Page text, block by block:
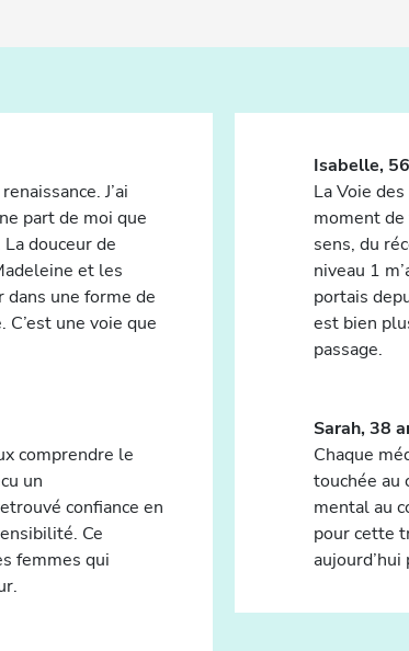
J’ai
part de moi que
La douceur de
et les
dans une forme de
une voie que
comprendre le
un
confiance en
Ce
femmes qui
Isabelle,
La Voie
moment de
sens, du
niveau 1
portais
est bien
passage.
Sarah, 38
Chaque
touchée au
mental au
pour cette